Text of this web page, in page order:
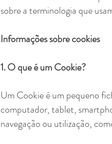
sobre a terminologia que
Informações sobre cookies
1. O que é um Cookie?
Um Cookie é um pequeno
computador, tablet,
navegação ou utilização,